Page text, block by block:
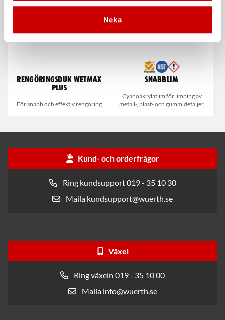
Neka
Rengöringsduk Wetmax
Plus
För snabb och effektiv rengöring
Snabblim
Cyanoakrylatlim för limning av
metall-, plast- och gummidetaljer.
Kund- och orderfrågor
Ring kundsupport 019 - 35 10 30
Maila kundsupport@wuerth.se
Växel
Ring växeln 019 - 35 10 00
Maila info@wuerth.se